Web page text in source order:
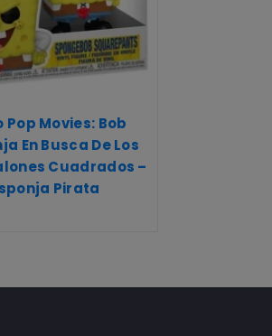
Pop Movies: Bob
En Busca De Los
Cuadrados –
Pirata